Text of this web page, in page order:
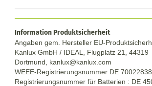
Information Produktsicherheit
Angaben gem. Hersteller EU-
Kanlux GmbH / IDEAL, Flugplatz 21, 44319
Dortmund, kanlux@kanlux.com
WEEE-Registrierungsnummer DE 70022838
Registrierungsnummer für Batterien : DE